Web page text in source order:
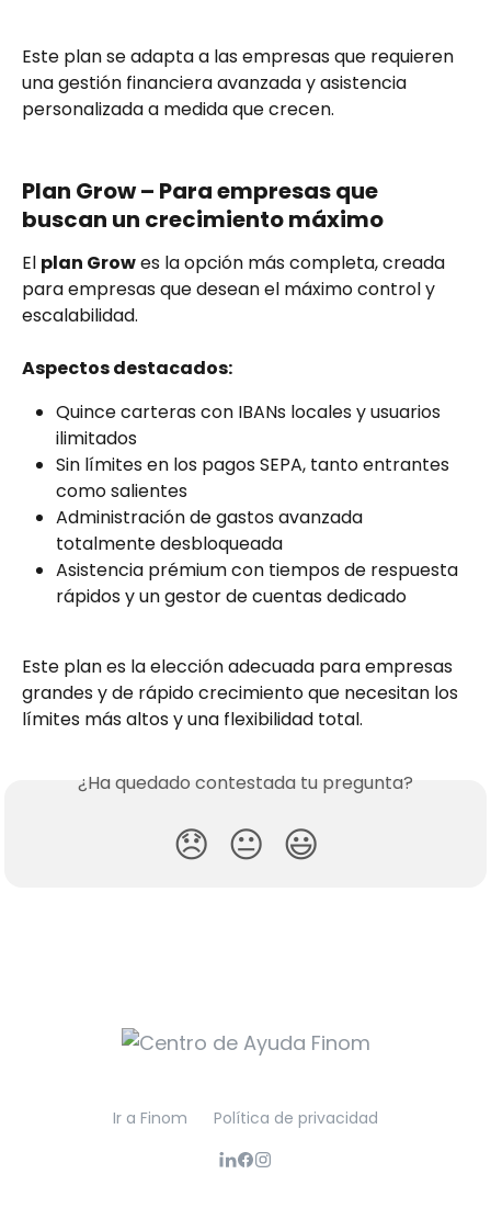
Este plan se adapta a las empresas que requieren
una gestión financiera avanzada y asistencia
personalizada a medida que crecen.
Plan Grow – Para empresas que
buscan un crecimiento máximo
El plan Grow es la opción más completa, creada
para empresas que desean el máximo control y
escalabilidad.
Aspectos destacados:
Quince carteras con IBANs locales y usuarios
ilimitados
Sin límites en los pagos SEPA, tanto entrantes
como salientes
Administración de gastos avanzada
totalmente desbloqueada
Asistencia prémium con tiempos de respuesta
rápidos y un gestor de cuentas dedicado
Este plan es la elección adecuada para empresas
grandes y de rápido crecimiento que necesitan los
límites más altos y una flexibilidad total.
¿Ha quedado contestada tu pregunta?
😞 😐 😃
Ir a Finom Política de privacidad